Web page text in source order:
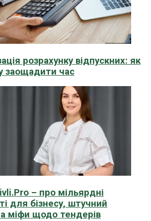
розрахунку відпускних: як
заощадити час
– про мільярдні
для бізнесу, штучний
міфи щодо тендерів